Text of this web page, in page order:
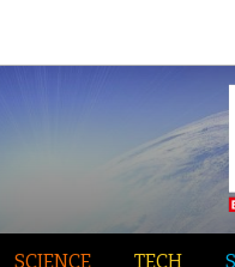
SCIENCE TECH